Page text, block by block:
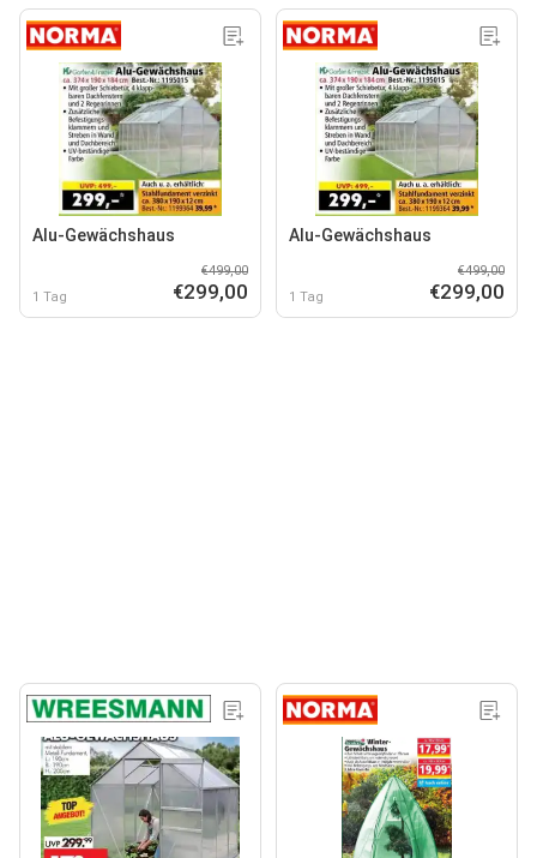
Alu-Gewächshaus
1 Tag
€499,00
€299,00
Alu-Gewächshaus
1 Tag
€499,00
€299,00